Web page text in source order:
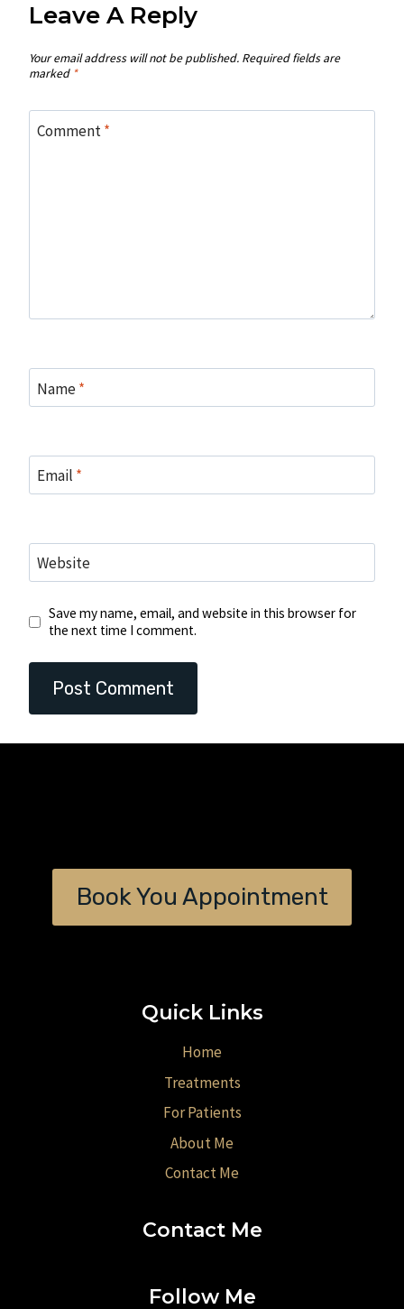
Leave A Reply
Your email address will not be published. Required fields are
marked *
Comment*
Name*
Email *
Website
Save my name, email, and website in this browser for
the next time I comment.
Book You Appointment
Quick Links
Home
Treatments
For Patients
About Me
Contact Me
Contact Me
Follow Me